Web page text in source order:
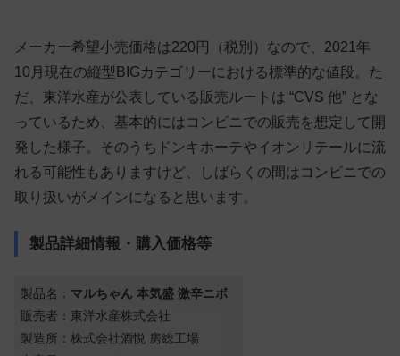
メーカー希望小売価格は220円（税別）なので、2021年
10月現在の縦型BIGカテゴリーにおける標準的な値段。た
だ、東洋水産が公表している販売ルートは “CVS 他” とな
っているため、基本的にはコンビニでの販売を想定して開
発した様子。そのうちドンキホーテやイオンリテールに流
れる可能性もありますけど、しばらくの間はコンビニでの
取り扱いがメインになると思います。
製品詳細情報・購入価格等
製品名： マルちゃん 本気盛 激辛ニボ
販売者：東洋水産株式会社
製造所：株式会社酒悦 房総工場